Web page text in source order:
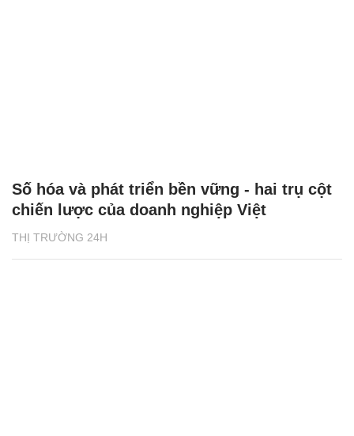
THỊ TRƯỜNG 24H
Số hóa và phát triển bền vững - hai trụ cột
chiến lược của doanh nghiệp Việt